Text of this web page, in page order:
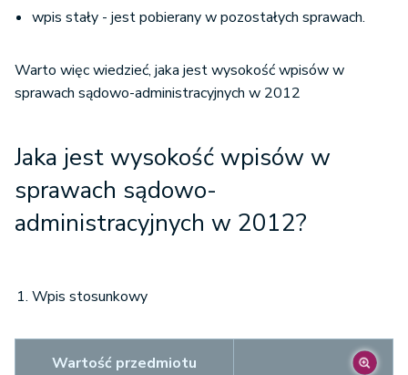
wpis stały - jest pobierany w pozostałych sprawach.
Warto więc wiedzieć, jaka jest wysokość wpisów w
sprawach sądowo-administracyjnych w 2012
Jaka jest wysokość wpisów w
sprawach sądowo-
administracyjnych w 2012?
Wpis stosunkowy
Wartość przedmiotu